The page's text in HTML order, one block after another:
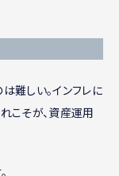
難しい。インフレに
こそが、資産運用